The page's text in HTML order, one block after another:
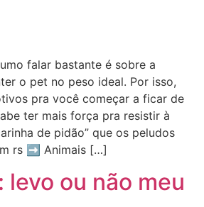
falar bastante é sobre a
o pet no peso ideal. Por isso,
pra você começar a ficar de
ter mais força pra resistir à
de pidão” que os peludos
rs ➡️ Animais […]
levo ou não meu